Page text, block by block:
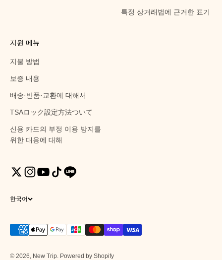
특정 상거래법에 근거한 표기
지원 메뉴
지불 방법
보증 내용
배송·반품·교환에 대해서
TSAロック設定方法ついて
신용 카드의 부정 이용 방지를
위한 대응에 대해
한국어
© 2026, New Trip. Powered by Shopify